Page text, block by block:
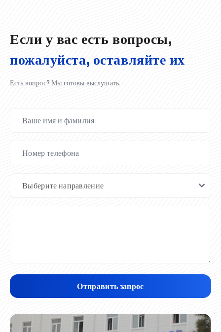
Если у вас есть вопросы,
пожалуйста, оставляйте их
Есть вопрос? Мы готовы выслушать.
Отправить запрос